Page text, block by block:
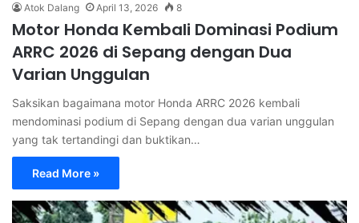
Atok Dalang April 13, 2026 8
Motor Honda Kembali Dominasi Podium
ARRC 2026 di Sepang dengan Dua
Varian Unggulan
Saksikan bagaimana motor Honda ARRC 2026 kembali
mendominasi podium di Sepang dengan dua varian unggulan
yang tak tertandingi dan buktikan…
Read More »